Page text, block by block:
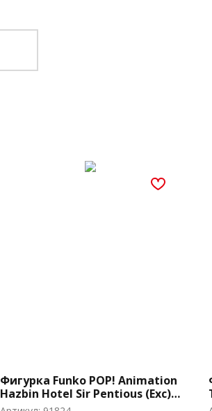
Фигурка Funko POP! Animation
Hazbin Hotel Sir Pentious (Exc)
(2243)